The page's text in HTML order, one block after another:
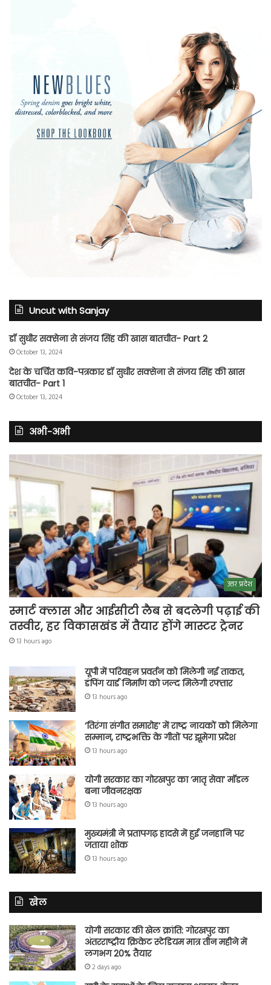
Uncut with Sanjay
डॉ सुधीर सक्सेना से संजय सिंह की खास बातचीत- Part 2
October 13, 2024
देश के चर्चित कवि-पत्रकार डॉ सुधीर सक्सेना से संजय सिंह की खास
बातचीत- Part 1
October 13, 2024
अभी-अभी
उत्तर प्रदेश
स्मार्ट क्लास और आईसीटी लैब से बदलेगी पढ़ाई की
तस्वीर, हर विकासखंड में तैयार होंगे मास्टर ट्रेनर
13 hours ago
यूपी में परिवहन प्रवर्तन को मिलेगी नई ताकत,
डंपिंग यार्ड निर्माण को जल्द मिलेगी रफ्तार
13 hours ago
‘तिरंगा संगीत समारोह’ में राष्ट्र नायकों को मिलेगा
सम्मान, राष्ट्रभक्ति के गीतों पर झूमेगा प्रदेश
13 hours ago
योगी सरकार का गोरखपुर का ‘मातृ सेवा’ मॉडल
बना जीवनरक्षक
13 hours ago
मुख्यमंत्री ने प्रतापगढ़ हादसे में हुई जनहानि पर
जताया शोक
13 hours ago
खेल
योगी सरकार की खेल क्रांति: गोरखपुर का
अंतरराष्ट्रीय क्रिकेट स्टेडियम मात्र तीन महीने में
लगभग 20% तैयार
2 days ago